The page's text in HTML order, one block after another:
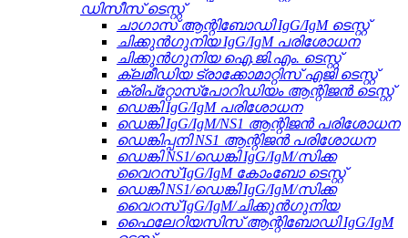
ഡിസീസ് ടെസ്റ്റ്
ചാഗാസ് ആന്റിബോഡി IgG/IgM ടെസ്റ്റ്
ചിക്കുൻഗുനിയ IgG/IgM പരിശോധന
ചിക്കുൻഗുനിയ ഐ.ജി.എം. ടെസ്റ്റ്
ക്ലമീഡിയ ട്രാക്കോമാറ്റിസ് എജി ടെസ്റ്റ്
ക്രിപ്‌റ്റോസ്‌പോറിഡിയം ആന്റിജൻ ടെസ്റ്റ്
ഡെങ്കി IgG/IgM പരിശോധന
ഡെങ്കി IgG/IgM/NS1 ആന്റിജൻ പരിശോധന
ഡെങ്കിപ്പനി NS1 ആന്റിജൻ പരിശോധന
ഡെങ്കി NS1/ഡെങ്കി IgG/IgM/സിക്ക
വൈറസ് IgG/IgM കോംബോ ടെസ്റ്റ്
ഡെങ്കി NS1/ഡെങ്കി IgG/IgM/സിക്ക
വൈറസ് IgG/IgM/ചിക്കുൻഗുനിയ
ഫൈലേറിയസിസ് ആന്റിബോഡി IgG/IgM